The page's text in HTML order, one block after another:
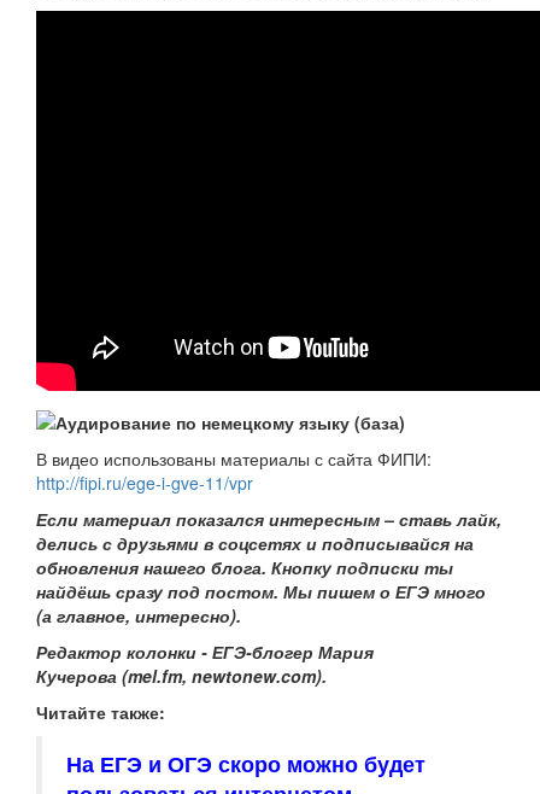
В видео использованы материалы с сайта ФИПИ:
http://fipi.ru/ege-i-gve-11/vpr
Если материал показался интересным – ставь лайк,
делись с друзьями в соцсетях и подписывайся на
обновления нашего блога. Кнопку подписки ты
найдёшь сразу под постом. Мы пишем о ЕГЭ много
(а главное, интересно).
Редактор колонки - ЕГЭ-блогер Мария
Кучерова (mel.fm, newtonew.com).
Читайте также:
На ЕГЭ и ОГЭ скоро можно будет